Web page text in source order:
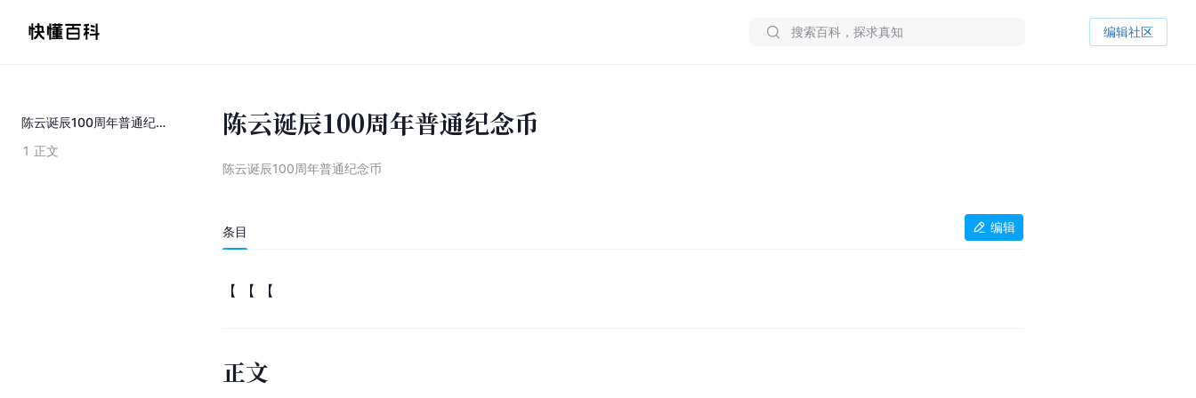
编辑社区
陈云诞辰100周年普通纪念币
1 正文
陈云诞辰100周年普通纪念币
陈云诞辰100周年普通纪念币
条目 编辑
【 【 【
正文